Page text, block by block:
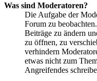
Was sind Moderatoren?
Die Aufgabe der
Forum zu
Beiträge zu ändern
zu öffnen, zu
verhindern
etwas nicht zum
Angreifendes